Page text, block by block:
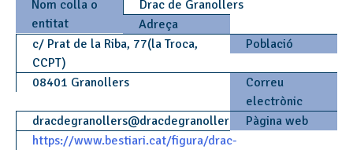
Nom colla o
entitat
Drac de Granollers
Adreça
c/ Prat de la Riba, 77(la Troca,
CCPT)
Població
08401 Granollers
Correu
electrònic
dracdegranollers@dracdegranollers.catPàgina web
https://www.bestiari.cat/figura/drac-